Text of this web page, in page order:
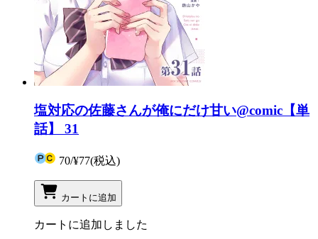
塩対応の佐藤さんが俺にだけ甘い@comic【単
話】 31
70/¥77(税込)
カートに追加
カートに追加しました